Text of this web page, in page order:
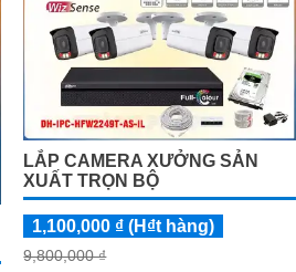
LẮP CAMERA XƯỞNG SẢN
XUẤT TRỌN BỘ
1,100,000 ₫ (H₫t hàng)
9,800,000 ₫